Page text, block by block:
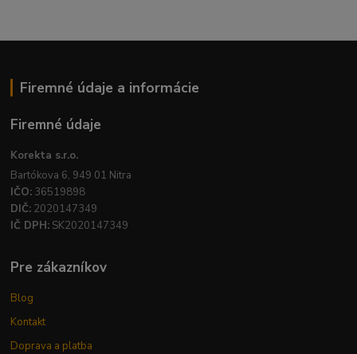
Firemné údaje a informácie
Firemné údaje
Korekta s.r.o.
Bartókova 6, 949 01 Nitra
IČO: 36519898
DIČ: 2020147349
IČ DPH: SK2020147349
Pre zákazníkov
Blog
Kontakt
Doprava a platba